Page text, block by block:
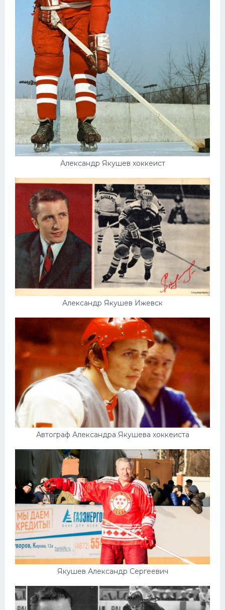
Александр Якушев хоккеист
Александр Якушев Ижевск
Автограф Александра Якушева хоккеиста
Якушев Александр Сергеевич